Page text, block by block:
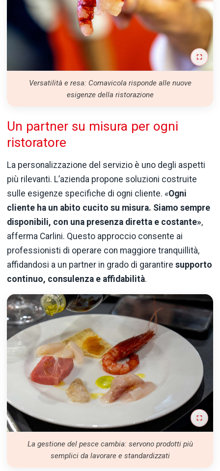
Versatilità e resa: Comavicola risponde alle nuove
esigenze della ristorazione
Un partner su misura per ogni
ristoratore
La personalizzazione del servizio è uno degli aspetti
più rilevanti. L’azienda propone soluzioni costruite
sulle esigenze specifiche di ogni cliente. «Ogni
cliente ha un abito cucito su misura. Siamo sempre
disponibili, con una presenza diretta e costante»,
afferma Carlini. Questo approccio consente ai
professionisti di operare con maggiore tranquillità,
affidandosi a un partner in grado di garantire supporto
continuo, consulenza e affidabilità.
La gestione del pesce cambia: servono prodotti più
semplici da lavorare e standardizzati